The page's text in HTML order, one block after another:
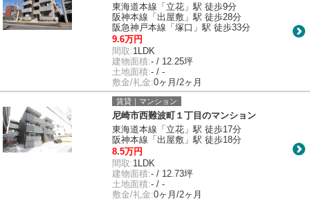
東海道本線「立花」駅 徒歩9分
阪神本線「出屋敷」駅 徒歩28分
阪急神戸本線「塚口」駅 徒歩33分
9.6万円
間取:1LDK
建物面積:- / 12.25坪
土地面積:- / -
敷金/礼金:0ヶ月/2ヶ月
賃貸｜マンション
尼崎市西難波町１丁目のマンション
東海道本線「立花」駅 徒歩17分
阪神本線「出屋敷」駅 徒歩18分
8.5万円
間取:1LDK
建物面積:- / 12.73坪
土地面積:- / -
敷金/礼金:0ヶ月/2ヶ月